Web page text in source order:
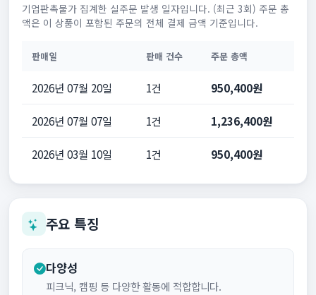
기업판촉물가 집계한 실주문 발생 일자입니다. (최근 3회) 주문 총
액은 이 상품이 포함된 주문의 전체 결제 금액 기준입니다.
판매일 판매 건수 주문 총액
2026년 07월 20일 1건 950,400원
2026년 07월 07일 1건 1,236,400원
2026년 03월 10일 1건 950,400원
주요 특징
다양성
피크닉, 캠핑 등 다양한 활동에 적합합니다.